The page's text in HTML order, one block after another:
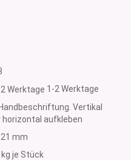
1-2 Werktage
Vertikal
horizontal aufkleben
mm
kg je Stück